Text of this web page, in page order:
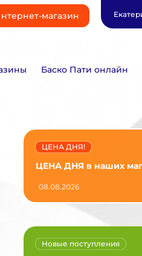
магазин
Баско Пати онлайн
ЦЕНА ДНЯ в наших
ЦЕНА ДНЯ!
08.08.2026
Новые поступления